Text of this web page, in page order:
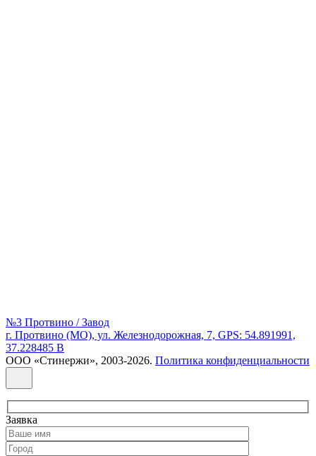
№3 Протвино / Завод
г. Протвино (МО), ул. Железнодорожная, 7, GPS: 54.891991,
37.228485 В
ООО «Стинержи», 2003-2026. Политика конфиденциальности
Заявка